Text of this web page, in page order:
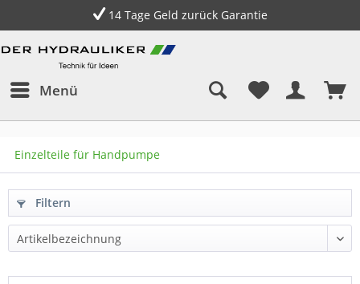
14 Tage Geld zurück Garantie
Menü
Einzelteile für Handpumpe
Filtern